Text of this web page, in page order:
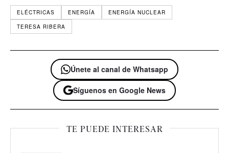
ELÉCTRICAS ENERGÍA
ENERGÍA NUCLEAR
TERESA RIBERA
Únete al canal de Whatsapp
Síguenos en Google News
TE PUEDE INTERESAR